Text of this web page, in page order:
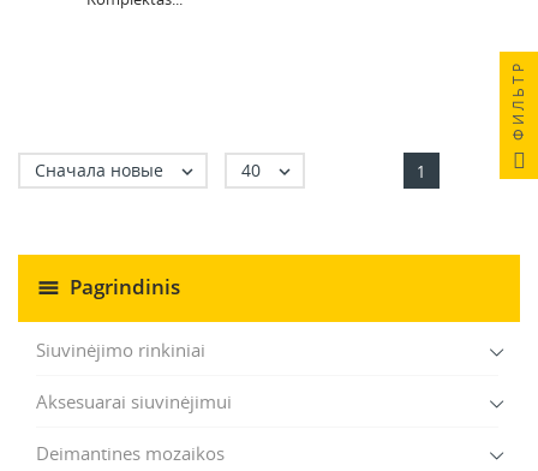
Pagrindinis
Siuvinėjimo rinkiniai
Aksesuarai siuvinėjimui
Deimantines mozaikos
Сначала новые  40  1
ФИЛЬТР